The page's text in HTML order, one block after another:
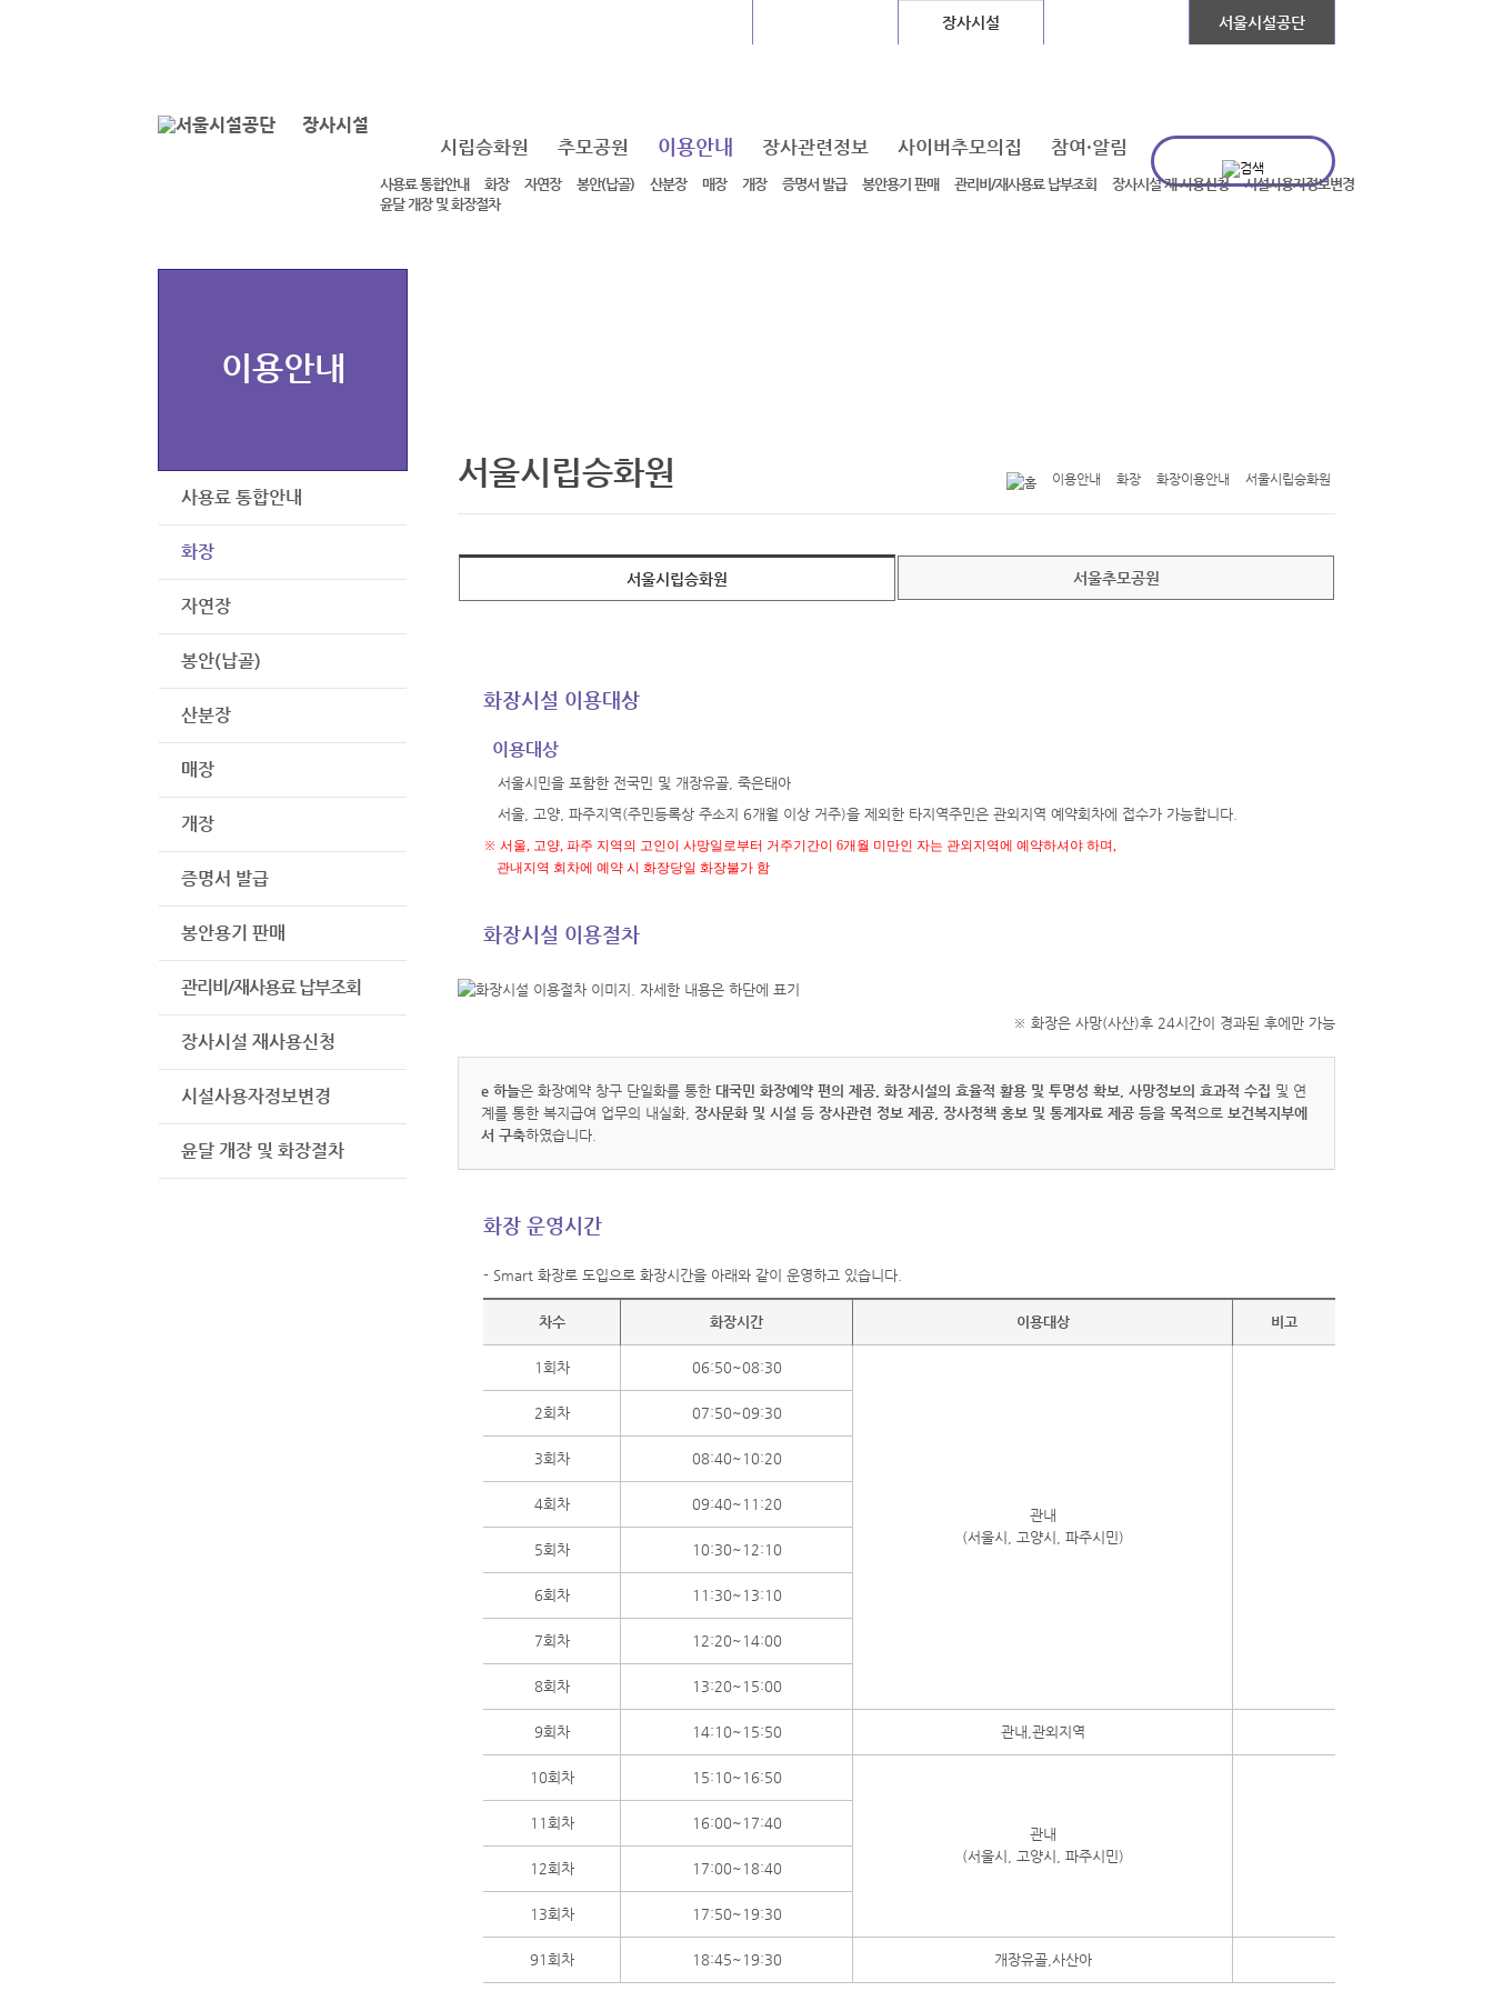
장사시설
장사시설 서울시설공단
시립승화원 추모공원 이용안내
사용료 통합안내 화장 자연장 봉안(납골) 산분장 매장 개장 증명서 발급 봉안용기 판매 관리비/재사용료 납부조회 장사시설 재 사용신청
시설사용자정보변경
윤달 개장 및 화장절차
장사관련정보 사이버추모의집 참여·알림
이용안내
사용료 통합안내
화장
자연장
봉안(납골)
산분장
매장
개장
증명서 발급
봉안용기 판매
관리비/재사용료 납부조회
장사시설 재사용신청
시설사용자정보변경
윤달 개장 및 화장절차
서울시립승화원 이용안내 화장 화장이용안내 서울시립승화원
서울시립승화원 서울추모공원
화장시설 이용대상
이용대상
서울시민을 포함한 전국민 및 개장유골, 죽은태아
서울, 고양, 파주지역(주민등록상 주소지 6개월 이상 거주)을 제외한 타지역주민은 관외지역 예약회차에 접수가 가능합니다.
※ 서울, 고양, 파주 지역의 고인이 사망일로부터 거주기간이 6개월 미만인 자는 관외지역에 예약하셔야 하며,
관내지역 회차에 예약 시 화장당일 화장불가 함
화장시설 이용절차
※ 화장은 사망(사산)후 24시간이 경과된 후에만 가능
e 하늘은 화장예약 창구 단일화를 통한 대국민 화장예약 편의 제공, 화장시설의 효율적 활용 및 투명성 확보, 사망정보의 효과적 수집 및 연
계를 통한 복지급여 업무의 내실화, 장사문화 및 시설 등 장사관련 정보 제공, 장사정책 홍보 및 통계자료 제공 등을 목적으로 보건복지부에
서 구축하였습니다.
화장 운영시간
- Smart 화장로 도입으로 화장시간을 아래와 같이 운영하고 있습니다.
차수 화장시간 이용대상 비고
1회차 06:50~08:30
관내
(서울시, 고양시, 파주시민)
2회차 07:50~09:30
3회차 08:40~10:20
4회차 09:40~11:20
5회차 10:30~12:10
6회차 11:30~13:10
7회차 12:20~14:00
8회차 13:20~15:00
9회차 14:10~15:50 관내,관외지역
10회차 15:10~16:50
관내
(서울시, 고양시, 파주시민)
11회차 16:00~17:40
12회차 17:00~18:40
13회차 17:50~19:30
91회차 18:45~19:30 개장유골,사산아